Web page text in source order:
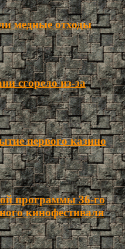
медные отходы
сгорело из-за
первого казино
программы 36-го
кинофестиваля